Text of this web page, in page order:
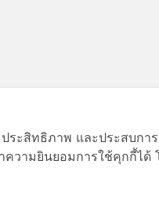
ประสิทธิภาพ และประสบก
ความยินยอมการใช้คุกกี้ได้